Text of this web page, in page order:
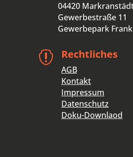
04420
Gewerbestraße 11
Gewerbepark
 Rechtliches
AGB
Kontakt
Impressum
Datenschutz
Doku-Downlaod